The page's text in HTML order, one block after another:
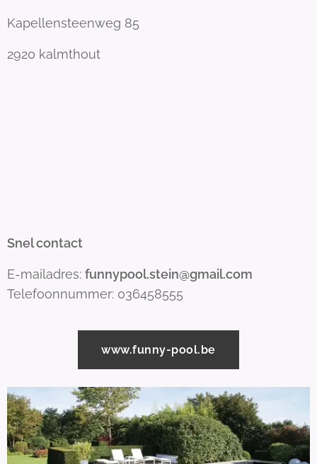
Kapellensteenweg 85
2920 kalmthout
Snel contact
E-mailadres: funnypool.stein@gmail.com
Telefoonnummer: 036458555
www.funny-pool.be